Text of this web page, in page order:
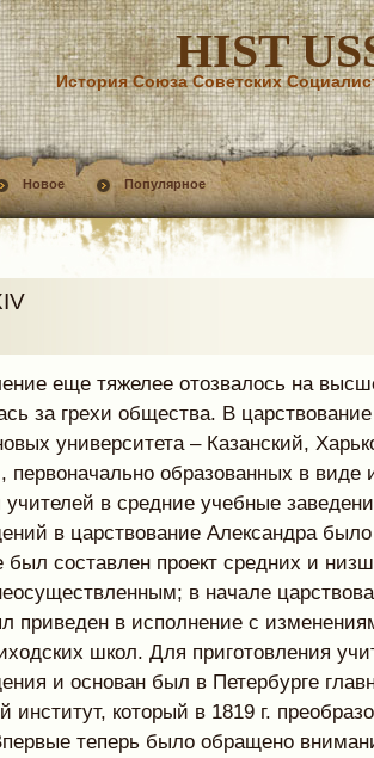
HIST
История Союза Советских
Новое Популярное
еще тяжелее отозвалось на
за грехи общества. В
университета – Казанский,
первоначально образованных в виде
учителей в средние учебные
в царствование Александра
был составлен проект средних и
в начале
приведен в исполнение с
школ. Для приготовления
и основан был в Петербурге
институт, который в 1819 г.
теперь было обращено